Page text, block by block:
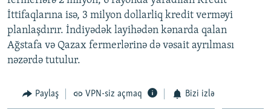
İttifaqlarına isə, 3 milyon dollarliq kredit verməyi
planlaşdırır. İndiyədək layihədən kənarda qalan
Ağstafa və Qazax fermerlərinə də vəsait ayrılması
nəzərdə tutulur.
Paylaş VPN-siz açmaq Bizi izlə